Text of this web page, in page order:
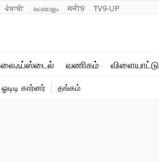
ਪੰਜਾਬੀ മലയാളം मनी9 TV9-UP
லைஃப்ஸ்டைல் வணிகம் விளையாட்டு
வைரல்
ஓடிடி கார்னர் தங்கம்